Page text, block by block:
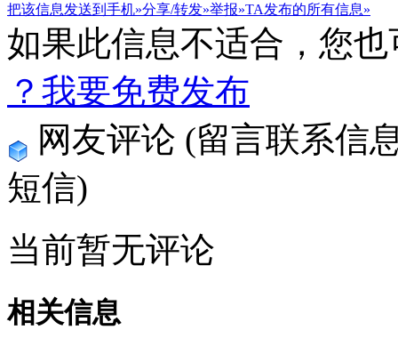
把该信息发送到手机»分享/转发»举报»TA发布的所有信息»
如果此信息不适合，您
？我要免费发布
网友评论 (留言联系信
短信)
当前暂无评论
相关信息